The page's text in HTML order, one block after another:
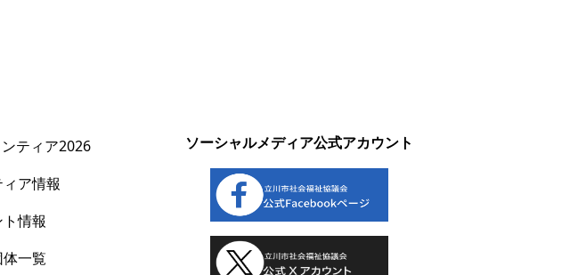
ティア2026
ア情報
情報
一覧
ソーシャルメディア公式アカウント